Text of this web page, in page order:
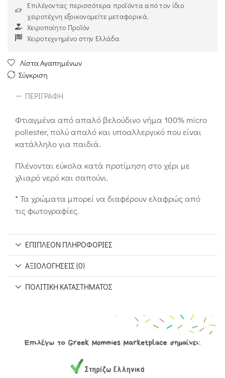
Επιλέγοντας περισσότερα προϊόντα από τον ίδιο
χειροτέχνη εξοικονομείτε μεταφορικά.
Χειροποίητο Προϊόν
Χειροτεχνημένο στην Ελλάδα
Λίστα Αγαπημένων
Σύγκριση
ΠΕΡΙΓΡΑΦΉ
Φτιαγμένα από απαλό βελούδινο νήμα 100% micro
poliester, πολύ απαλό και υποαλλεργικό που είναι
κατάλληλο για παιδιά.
Πλένονται εύκολα κατά προτίμηση στο χέρι με
χλιαρό νερό και σαπούνι.
* Τα χρώματα μπορεί να διαφέρουν ελαφρώς από
τις φωτογραφίες.
ΕΠΙΠΛΈΟΝ ΠΛΗΡΟΦΟΡΊΕΣ
ΑΞΙΟΛΟΓΉΣΕΙΣ (0)
ΠΟΛΙΤΙΚΉ ΚΑΤΑΣΤΉΜΑΤΟΣ